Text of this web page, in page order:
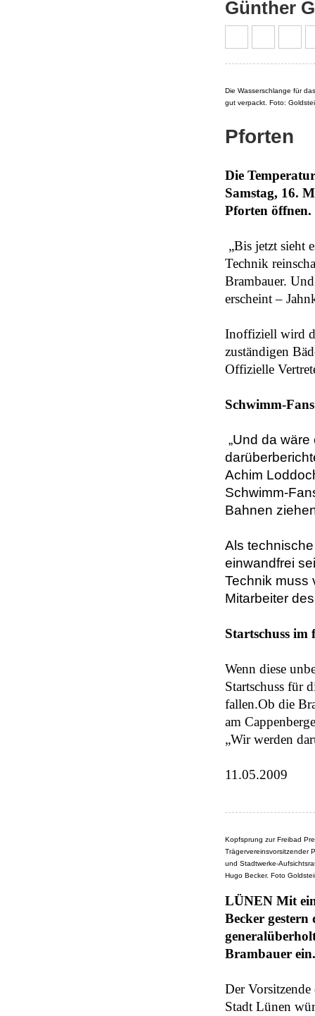
Günther
Die Wasserschlange für
gut verpackt. Foto:
Pforten
Die
Samstag, 16.
Pforten öffnen.
„Bis jetzt sieht
Technik
Brambauer.
erscheint –
Inoffiziell wird
zuständigen
Offizielle
Schwimm-
„Und da
Achim
Schwimm-
Bahnen
Als
einwandfrei
Technik muss
Mitarbeiter
Startschuss im
Wenn diese
Startschuss für
fallen.Ob die
am
„Wir werden
11.05.2009
Kopfsprung zur Freibad
Trägervereinsvorsitzender
und Stadtwerke-
Hugo Becker. Foto
LÜNEN Mit
Becker
Brambauer ein.
Der Vorsitzende
Stadt Lünen